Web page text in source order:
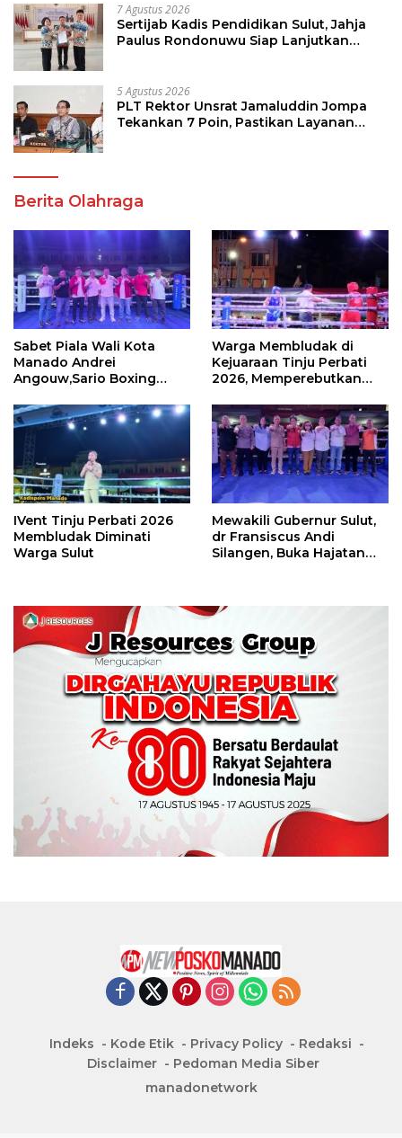
7 Agustus 2026
Sertijab Kadis Pendidikan Sulut, Jahja
Paulus Rondonuwu Siap Lanjutkan
5 Agustus 2026
PLT Rektor Unsrat Jamaluddin Jompa
Tekankan 7 Poin, Pastikan Layanan
Berita Olahraga
Sabet Piala Wali Kota
Manado Andrei
Angouw,Sario Boxing
Perbati 2026
Warga Membludak di
Kejuaraan Tinju Perbati
2026, Memperebutkan
IVent Tinju Perbati 2026
Membludak Diminati
Warga Sulut
Mewakili Gubernur Sulut,
dr Fransiscus Andi
Silangen, Buka Hajatan
Indeks Kode Etik Privacy Policy
Redaksi
Disclaimer
Pedoman Media Siber
manadonetwork